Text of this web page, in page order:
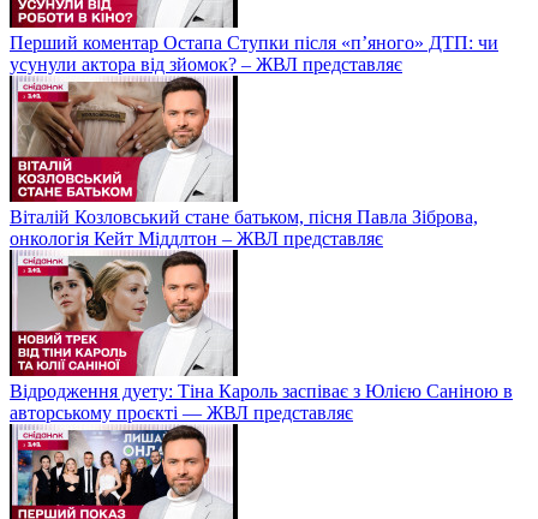
Перший коментар Остапа Ступки після «п’яного» ДТП: чи
усунули актора від зйомок? – ЖВЛ представляє
Віталій Козловський стане батьком, пісня Павла Зіброва,
онкологія Кейт Міддлтон – ЖВЛ представляє
Відродження дуету: Тіна Кароль заспіває з Юлією Саніною в
авторському проєкті — ЖВЛ представляє